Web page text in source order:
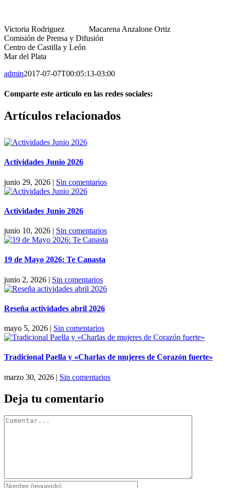
Victoria Rodriguez Macarena Anzalone Ortiz
Comisión de Prensa y Difusión
Centro de Castilla y León
Mar del Plata
admin2017-07-07T00:05:13-03:00
Comparte este artículo en las redes sociales:
Facebook
X
Reddit
LinkedIn
Pinterest
Vk
Artículos relacionados
Actividades Junio 2026
junio 29, 2026 | Sin comentarios
Actividades Junio 2026
junio 10, 2026 | Sin comentarios
19 de Mayo 2026: Te Canasta
junio 2, 2026 | Sin comentarios
Reseña actividades abril 2026
mayo 5, 2026 | Sin comentarios
Tradicional Paella y «Charlas de mujeres de Corazón fuerte»
marzo 30, 2026 | Sin comentarios
Deja tu comentario
Comentar